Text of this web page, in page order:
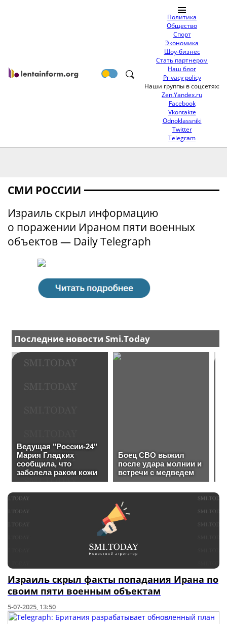
Политика
Общество
Спорт
Экономика
Шоу-бизнес
Стать партнером
Наш блог
Privacy policy
Наши группы в соцсетях:
Zen.Yandex.ru
Facebook
Vkontakte
Odnoklassniki
Twitter
Telegram
СМИ РОССИИ
Израиль скрыл информацию
о поражении Ираном пяти военных
объектов — Daily Telegraph
Израиль скрыл факты попадания Ирана по
своим пяти военным объектам
5-07-2025, 13:50